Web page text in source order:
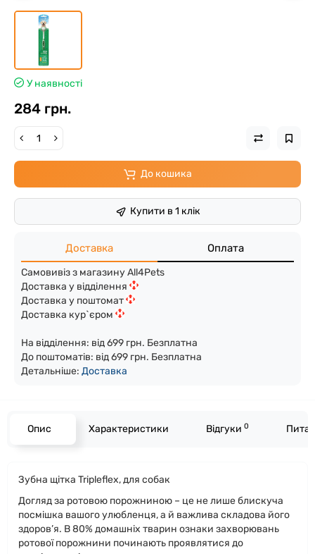
У наявності
284 грн.
До кошика
Купити в 1 клік
Доставка Оплата
Самовивіз з магазину All4Pets
Доставка у відділення
Доставка у поштомат
Доставка кур`єром
На відділення: від 699 грн. Безплатна
До поштоматів: від 699 грн. Безплатна
Детальніше: Доставка
Опис Характеристики Відгуки 0
Зубна щітка Tripleflex, для собак
Догляд за ротовою порожниною – це не лише блискуча
посмішка вашого улюбленця, а й важлива складова його
здоров’я. В 80% домашніх тварин ознаки захворювань
ротової порожнини починають проявлятися до